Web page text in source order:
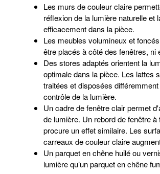
Les murs de couleur claire
réflexion de la lumière naturelle et
efficacement dans la pièce.
Les meubles volumineux et
être placés à côté des fenêtres, ni
Des stores adaptés orientent la
optimale dans la pièce. Les lattes
traitées et disposées
contrôle de la lumière.
Un cadre de fenêtre clair permet
de lumière. Un rebord de fenêtre à
procure un effet similaire. Les
carreaux de couleur claire
Un parquet en chêne huilé ou
lumière qu’un parquet en chêne